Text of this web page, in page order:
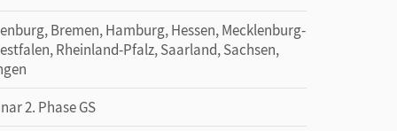
Bremen, Hamburg, Hessen, Mecklenburg-
Rheinland-Pfalz, Saarland, Sachsen,
2. Phase GS